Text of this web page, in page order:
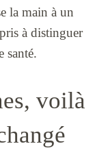
la main à un
à distinguer
santé.
voilà